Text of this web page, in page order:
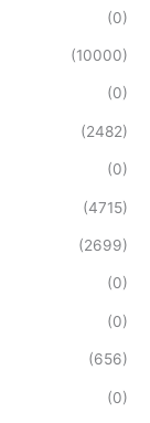
(0)
(10000)
(0)
(2482)
(0)
(4715)
(2699)
(0)
(0)
(656)
(0)